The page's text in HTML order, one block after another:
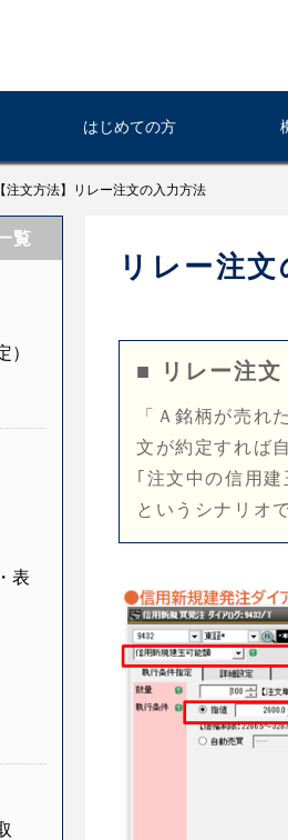
はじめての方
注文方法】リレー注文の入力方法
覧
）
表
リレー注
■ リレー注文
「Ａ銘柄が売れ
文が約定すれば
｢注文中の信用
というシナリオ